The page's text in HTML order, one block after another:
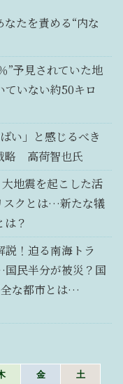
たを責める“内な
”予見されていた地
いない約50キロ
い」と感じるべき
略 高荷智也氏
地震を起こした活
スクとは…新たな犠
？
説！迫る南海トラ
民半分が被災？国
な都市とは…
金 土